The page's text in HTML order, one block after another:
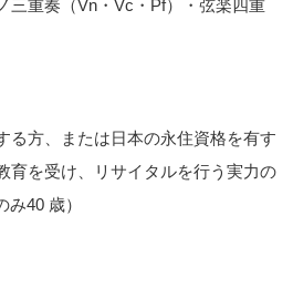
三重奏（Vn・Vc・Pf）・弦楽四重
る方、または日本の永住資格を有す
育を受け、リサイタルを行う実力の
40 歳）